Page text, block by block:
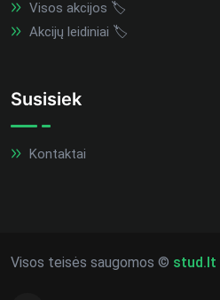
Visos akcijos 🏷️
Akcijų leidiniai 🏷️
Susisiek
Kontaktai
Visos teisės saugomos © stud.lt